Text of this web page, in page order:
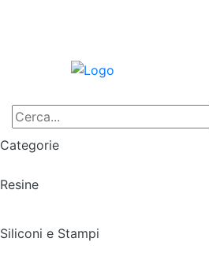
Categorie
Resine
Siliconi e Stampi